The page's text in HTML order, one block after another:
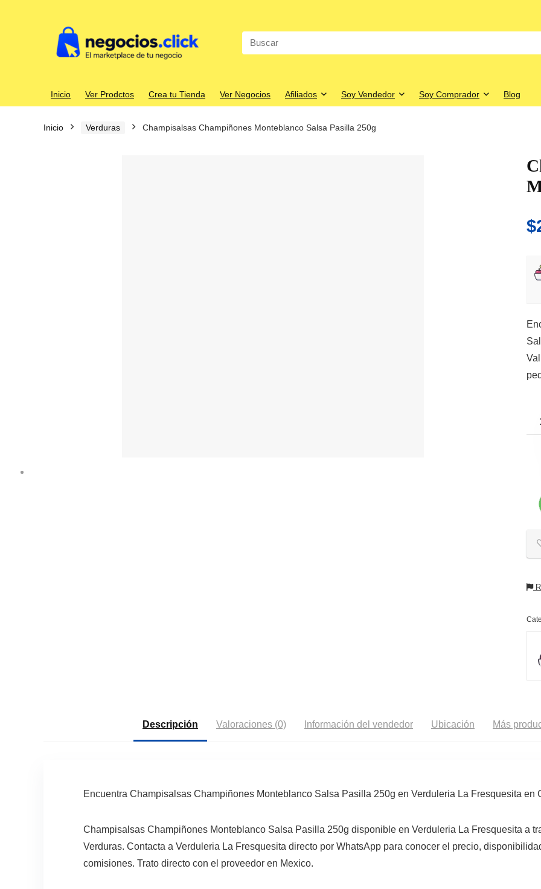
Search
for:
Inicio Ver Prodctos Crea tu Tienda Ver Negocios Afiliados Soy Vendedor Soy Comprador Blog
Inicio Verduras Champisalsas Champiñones Monteblanco Salsa Pasilla 250g
$
Descripción Valoraciones (0) Información del vendedor Ubicación Más
Encuentra Champisalsas Champiñones Monteblanco Salsa Pasilla 250g en Verduleria La Fresquesita en
Champisalsas Champiñones Monteblanco Salsa Pasilla 250g disponible en Verduleria La Fresquesita a
Verduras. Contacta a Verduleria La Fresquesita directo por WhatsApp para conocer el precio,
comisiones. Trato directo con el proveedor en Mexico.